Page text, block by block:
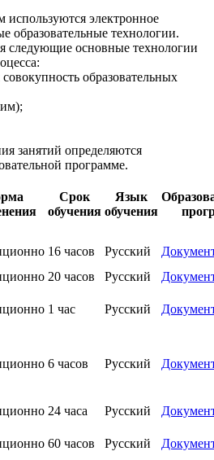
электронное
образовательные технологии.
следующие основные технологии
образовательных
занятий определяются
программе.
Срок
обучения
Язык
обучения
16 часов Русский
20 часов Русский
1 час Русский
6 часов Русский
24 часа Русский
60 часов Русский